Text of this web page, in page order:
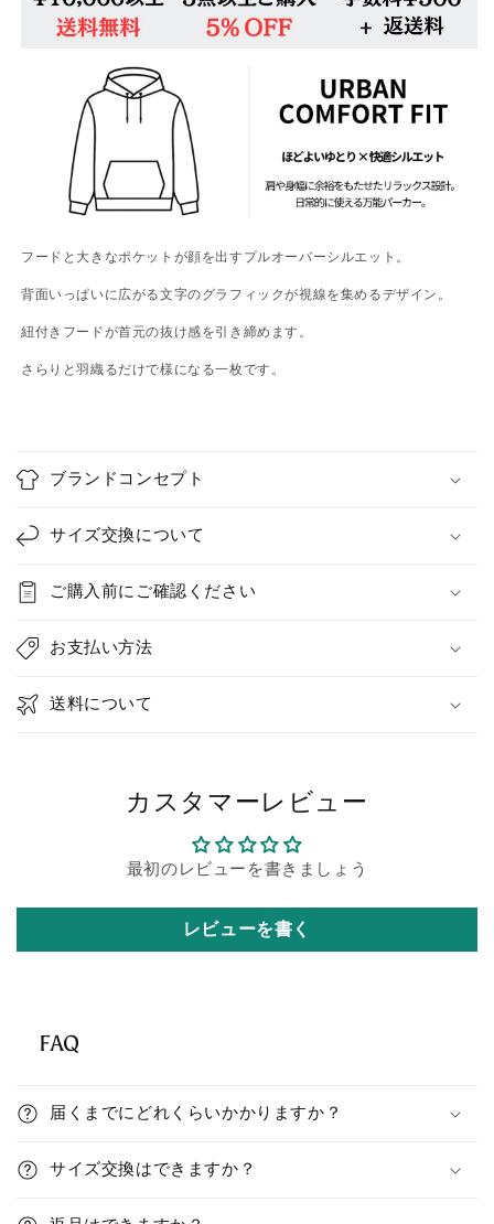
ッ
プ
U1744
パ
ー
U1744
フードと大きなポケットが顔を出すプルオーバーシルエット。
背面いっぱいに広がる文字のグラフィックが視線を集めるデザイン。
紐付きフードが首元の抜け感を引き締めます。
さらりと羽織るだけで様になる一枚です。
o
l
a
p
s
b
l
e
ブランドコンセプト
サイズ交換について
ご購入前にご確認ください
お支払い方法
送料について
カスタマーレビュー
最初のレビューを書きましょう
レビューを書く
FAQ
o
l
l
a
p
届くまでにどれくらいかかりますか？
サイズ交換はできますか？